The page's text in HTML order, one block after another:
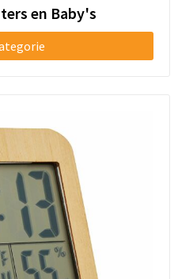
en Baby's